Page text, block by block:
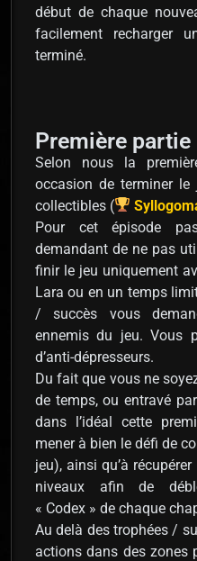
début de chaque
facilement recharger
terminé.
Première partie
Selon nous la
occasion de terminer
collectibles (
Pour cet épisode
demandant de ne pas
finir le jeu uniquement
Lara ou en un temps
/ succès vous
ennemis du jeu. Vous
d’anti-dépresseurs.
Du fait que vous ne
de temps, ou entravé
dans l’idéal cette
mener à bien le défi de
jeu), ainsi qu’à
niveaux afin de
« Codex » de chaque
Au delà des trophées /
actions dans des zones